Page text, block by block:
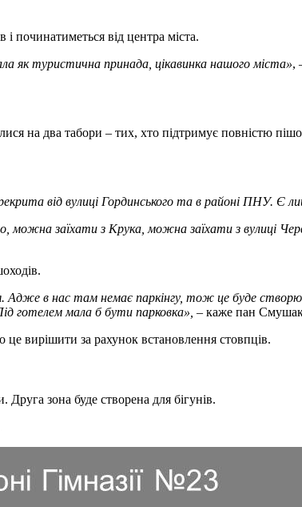
починатиметься від центра міста.
як туристична принада, цікавинка нашого міста»,
на два табори – тих, хто підтримує повністю
від вулиці Гординського та в районі ПНУ. Є
можна заїхати з Крука, можна заїхати з вулиці
Адже в нас там немає паркінгу, тож це буде
готелем мала б бути парковка», – каже пан
вирішити за рахунок встановлення стовпців.
зона буде створена для бігунів.